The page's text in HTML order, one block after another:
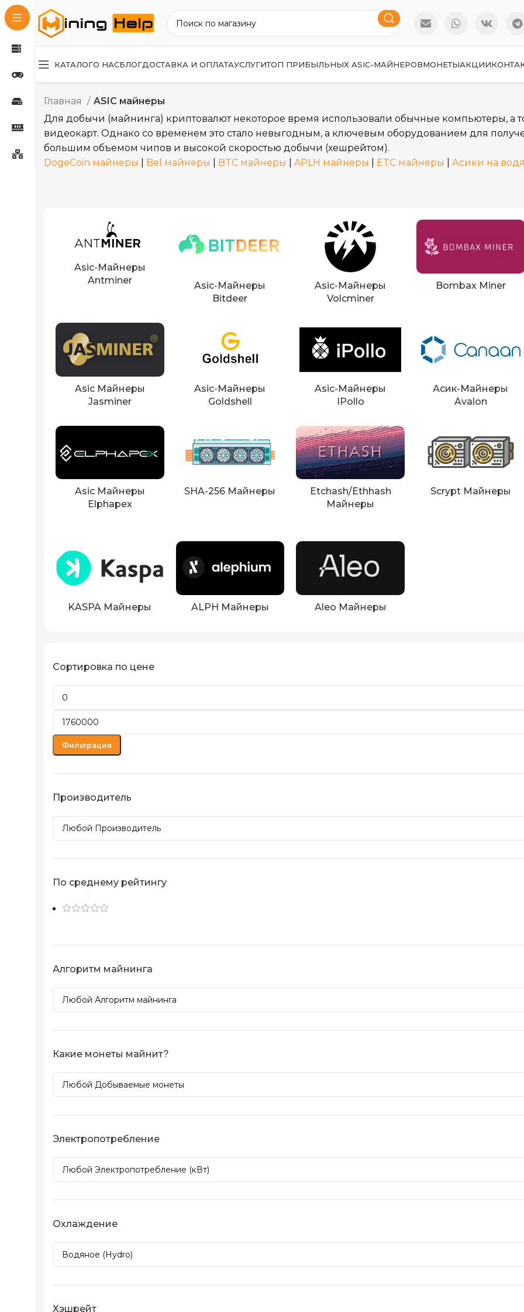
КАТАЛОГО НАСБЛОГДОСТАВКА И ОПЛАТАУСЛУГИТОП ПРИБЫЛЬНЫХ ASIC-МАЙНЕРОВМОНЕТЫАКЦИИ
Главная
ASIC майнеры
Для добычи (майнинга) криптовалют некоторое время использовали обычные компьютеры, а
видеокарт. Однако со временем это стало невыгодным, а ключевым оборудованием для
большим объемом чипов и высокой скоростью добычи (хешрейтом).
DogeCoin майнеры
Bel майнеры BTC майнеры APLH майнеры ETC майнеры Асики на
Asic-Майнеры
Antminer
Asic-Майнеры
Bitdeer
Asic-Майнеры
Volcminer
Bombax Miner
Asic Майнеры
Jasminer
Asic-Майнеры
Goldshell
Asic-Майнеры
IPollo
Асик-Майнеры
Avalon
Asic Майнеры
Elphapex
SHA-256 Майнеры
Etchash/Ethhash
Майнеры
Scrypt Майнеры
KASPA Майнеры ALPH Майнеры Aleo Майнеры
Сортировка по цене
Фильтрация
Производитель
По среднему рейтингу
Алгоритм майнинга
Какие монеты майнит?
Электропотребление
Охлаждение
Хэшрейт